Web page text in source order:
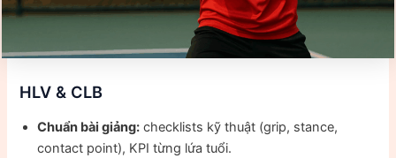
HLV & CLB
Chuẩn bài giảng: checklists kỹ thuật (grip, stance,
contact point), KPI từng lứa tuổi.